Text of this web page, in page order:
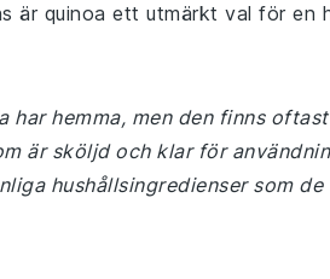
är quinoa ett utmärkt val för en
har hemma, men den finns
är sköljd och klar för
hushållsingredienser som de